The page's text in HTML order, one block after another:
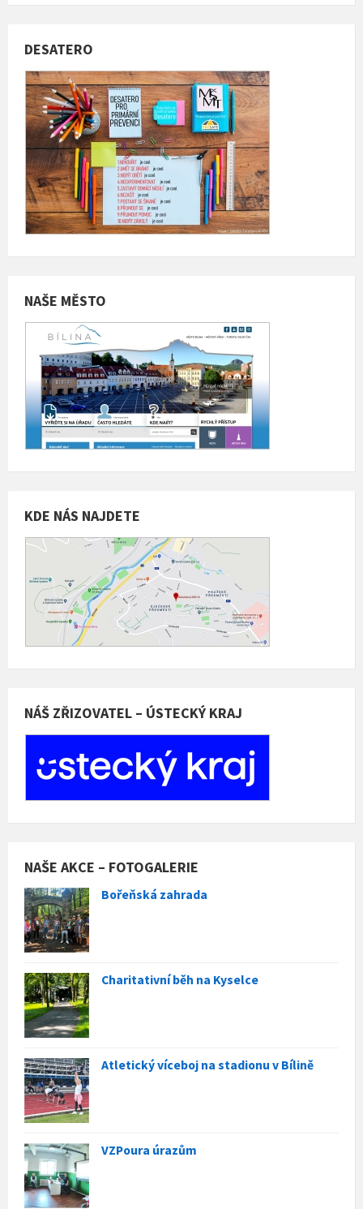
DESATERO
NAŠE MĚSTO
KDE NÁS NAJDETE
NÁŠ ZŘIZOVATEL – ÚSTECKÝ KRAJ
NAŠE AKCE – FOTOGALERIE
Bořeňská zahrada
Charitativní běh na Kyselce
Atletický víceboj na stadionu v Bílině
VZPoura úrazům